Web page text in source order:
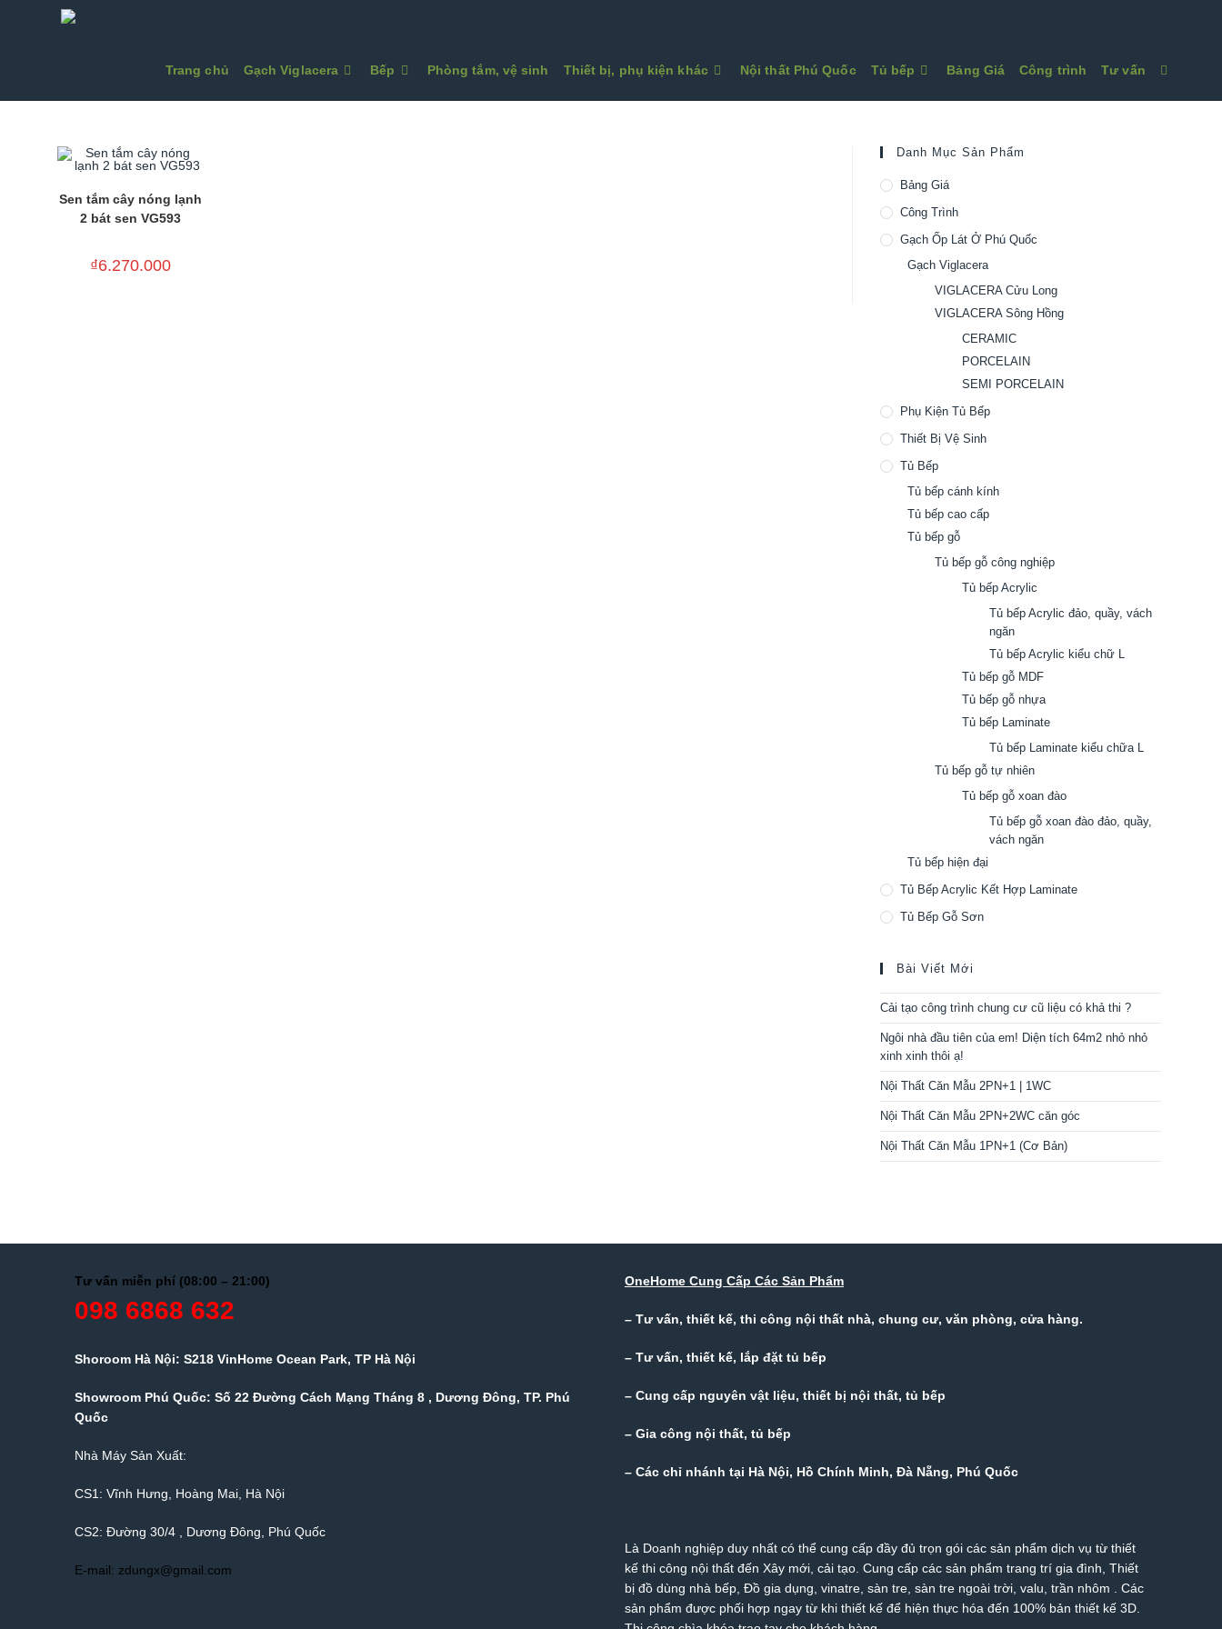
Trang chủ
Gạch Viglacera Bếp Phòng tắm, vệ sinh Thiết bị, phụ kiện khác Nội thất Phú Quốc Tủ bếp Bảng Giá Công trình Tư vấn Toggle
Sen tắm cây nóng lạnh
2 bát sen VG593
₫6.270.000
Danh Mục Sản Phẩm
Bảng Giá
Công Trình
Gạch Ốp Lát Ở Phú Quốc
Gạch Viglacera
VIGLACERA Cửu Long
VIGLACERA Sông Hồng
CERAMIC
PORCELAIN
SEMI PORCELAIN
Phụ Kiện Tủ Bếp
Thiết Bị Vệ Sinh
Tủ Bếp
Tủ bếp cánh kính
Tủ bếp cao cấp
Tủ bếp gỗ
Tủ bếp gỗ công nghiệp
Tủ bếp Acrylic
Tủ bếp Acrylic đảo, quầy, vách
ngăn
Tủ bếp Acrylic kiểu chữ L
Tủ bếp gỗ MDF
Tủ bếp gỗ nhựa
Tủ bếp Laminate
Tủ bếp Laminate kiểu chữa L
Tủ bếp gỗ tự nhiên
Tủ bếp gỗ xoan đào
Tủ bếp gỗ xoan đào đảo, quầy,
vách ngăn
Tủ bếp hiện đại
Tủ Bếp Acrylic Kết Hợp Laminate
Tủ Bếp Gỗ Sơn
Bài Viết Mới
Cải tạo công trình chung cư cũ liệu có khả thi ?
Ngôi nhà đầu tiên của em! Diện tích 64m2 nhỏ nhỏ
xinh xinh thôi ạ!
Nội Thất Căn Mẫu 2PN+1 | 1WC
Nội Thất Căn Mẫu 2PN+2WC căn góc
Nội Thất Căn Mẫu 1PN+1 (Cơ Bản)
Tư vấn miễn phí (08:00 – 21:00)
098 6868 632
Shoroom Hà Nội: S218 VinHome Ocean Park, TP Hà Nội
Showroom Phú Quốc: Số 22 Đường Cách Mạng Tháng 8 , Dương Đông, TP. Phú
Quốc
Nhà Máy Sản Xuất:
CS1: Vĩnh Hưng, Hoàng Mai, Hà Nội
CS2: Đường 30/4 , Dương Đông, Phú Quốc
E-mail: zdungx@gmail.com
OneHome Cung Cấp Các Sản Phẩm
– Tư vấn, thiết kế, thi công nội thất nhà, chung cư, văn phòng, cửa hàng.
– Tư vấn, thiết kế, lắp đặt tủ bếp
– Cung cấp nguyên vật liệu, thiết bị nội thất, tủ bếp
– Gia công nội thất, tủ bếp
– Các chỉ nhánh tại Hà Nội, Hồ Chính Minh, Đà Nẵng, Phú Quốc
Là Doanh nghiệp duy nhất có thể cung cấp đầy đủ trọn gói các sản phẩm dịch vụ từ thiết
kế thi công nội thất đến Xây mới, cải tạo. Cung cấp các sản phẩm trang trí gia đình, Thiết
bị đồ dùng nhà bếp, Đồ gia dụng, vinatre sàn tre sàn tre ngoài trời valu trần nhôm . Các
sản phẩm được phối hợp ngay từ khi thiết kế để hiện thực hóa đến 100% bản thiết kế 3D.